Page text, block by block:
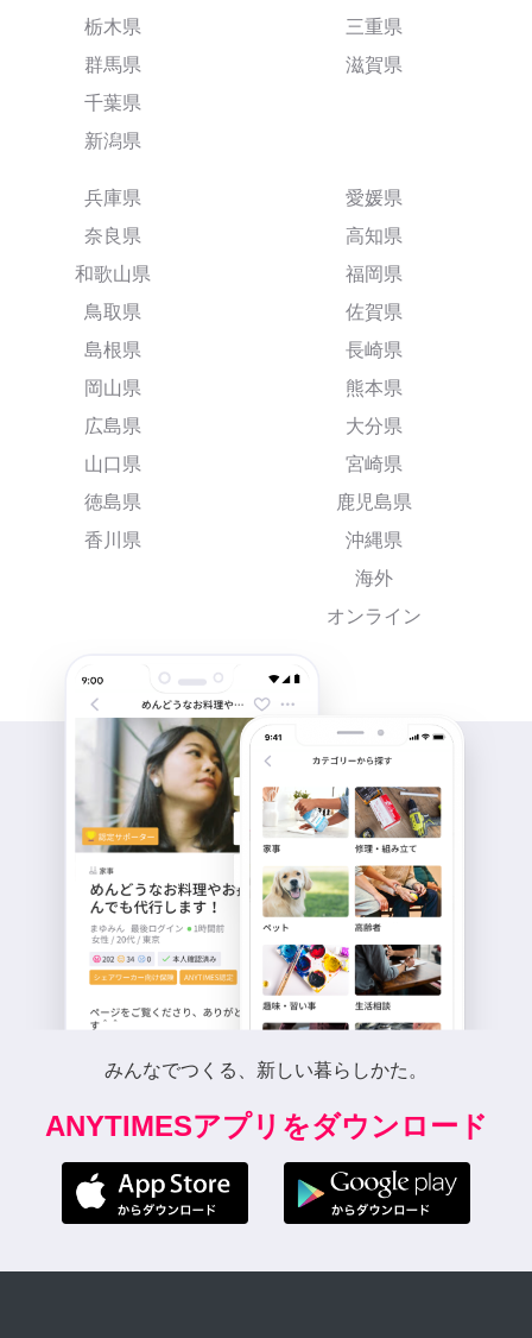
栃木県
群馬県
千葉県
新潟県
三重県
滋賀県
兵庫県
奈良県
和歌山県
鳥取県
島根県
岡山県
広島県
山口県
徳島県
香川県
愛媛県
高知県
福岡県
佐賀県
長崎県
熊本県
大分県
宮崎県
鹿児島県
沖縄県
海外
オンライン
みんなでつくる、新しい暮らしかた。
ANYTIMESアプリをダウンロード